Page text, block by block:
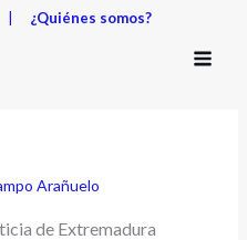
| ¿Quiénes somos?
Arañuelo
de Extremadura